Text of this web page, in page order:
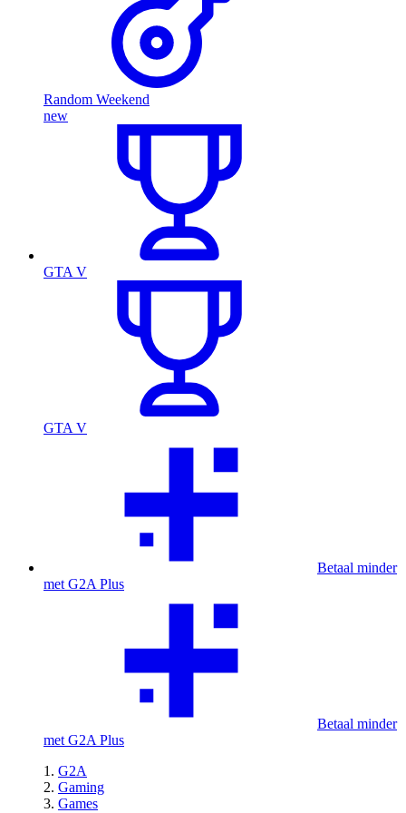
Random Weekend
new
GTA V
GTA V
Betaal minder
met G2A Plus
Betaal minder
met G2A Plus
G2A
Gaming
Games